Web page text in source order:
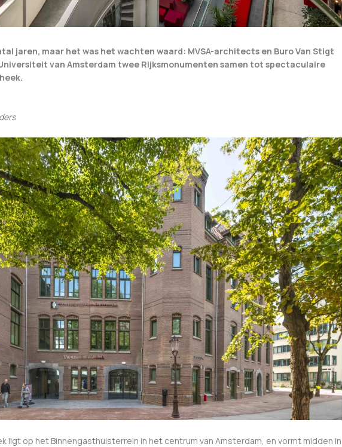
jaren, maar het was het wachten waard: MVSA-architects en Buro Van Stigt
van Amsterdam twee Rijksmonumenten samen tot spectaculaire
ligt op het Binnengasthuisterrein in het centrum van Amsterdam, en vormt midden in